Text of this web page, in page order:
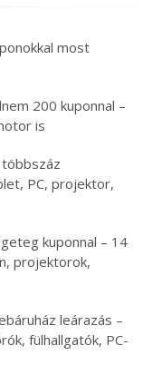
most
200 kuponnal –
is
PC, projektor,
kuponnal – 14
projektorok,
leárazás –
fülhallgatók, PC-